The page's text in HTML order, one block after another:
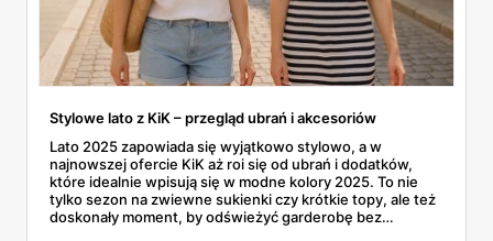
Stylowe lato z KiK – przegląd ubrań i akcesoriów
Lato 2025 zapowiada się wyjątkowo stylowo, a w
najnowszej ofercie KiK aż roi się od ubrań i dodatków,
które idealnie wpisują się w modne kolory 2025. To nie
tylko sezon na zwiewne sukienki czy krótkie topy, ale też
doskonały moment, by odświeżyć garderobę bez